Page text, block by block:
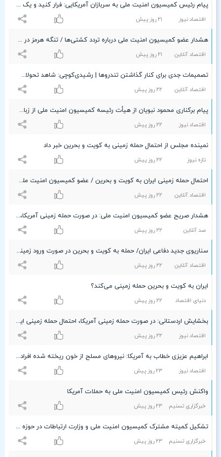
پیام رئیس کمیسیون امنیت ملی به سربازان آمریکایی: فرار کنید و یک ثانیه را هم از دست ندهید
اقتصاد نیوز ۲۱ روز پیش
هشدار عضو کمیسیون امنیت ملی درباره تردد کشتی‌ها / تنگه هرمز در شرایط ویژه است
اقتصاد آنلاین ۲۱ روز پیش
تصمیمات جدی برای کنار گذاشتن تندروها | رشیدی‌کوچی: شاهد تحولات دیگری خواهیم بود
اقتصاد آنلاین ۲۲ روز پیش
پیام برکناری محمود نبویان از هیأت رئیسه کمیسیون امنیت ملی از زبان رشیدی کوچی/ اتفاقات مثبتی در پیش خواهد بود
اقتصاد نیوز ۲۲ روز پیش
نمینده مجلس از احتمال حمله زمینی به کویت و بحرین خبر داد
تازه نیوز ۲۲ روز پیش
احتمال حمله زمینی ایران به کویت و بحرین / عضو کمیسیون امنیت ملی خبر داد
اقتصاد آنلاین ۲۲ روز پیش
هشدار صریح عضو کمیسیون امنیت ملی: در صورت حمله زمینی آمریکا، کویت و بحرین در تیررس پاسخ حمله زمینی ایران خواهند بود
صد آنلاین ۲۲ روز پیش
سناریوی جدید دفاعی ایران/ حمله به کویت و بحرین در صورت ورود زمینی آمریکا؟
اقتصاد آنلاین ۲۲ روز پیش
ایران به کویت و بحرین حمله زمینی می‌کند؟
دنیای اقتصاد ۲۲ روز پیش
بخشایش اردستانی: در صورت حمله زمینی آمریکا، احتمال حمله زمینی ایران به کویت و بحرین نیز وجود دارد
اقتصاد نیوز ۲۲ روز پیش
ابراهیم عزیزی خطاب به آمریکا: نیروهای مسلح از خون ریخته شده افراد بی گناه نمی‌گذرند/ روزگارتان را سیاه می‌کنند + عکس
اقتصاد نیوز ۲٣ روز پیش
واکنش رئیس کمیسیون امنیت ملی به حملات آمریکا
خبرگزاری تسنیم ۲٣ روز پیش
تشکیل کمیته مشترک کمیسیون امنیت ملی و وزارت ارتباطات در حوزه سایبری
خبرگزاری تسنیم ۲٣ روز پیش